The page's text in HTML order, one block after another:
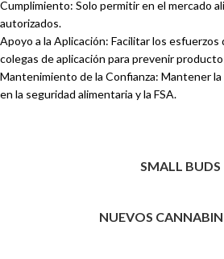
Cumplimiento: Solo permitir en el mercado
autorizados.
Apoyo a la Aplicación: Facilitar los esfuerzos
colegas de aplicación para prevenir
Mantenimiento de la Confianza: Mantener
en la seguridad alimentaria y la FSA.
SMALL BUDS
NUEVOS